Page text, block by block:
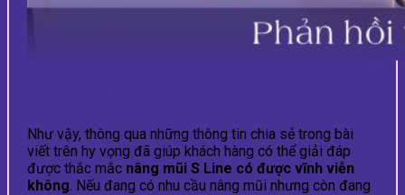
Như vậy, thông qua những thông tin chia sẻ trong bài
viết trên hy vọng đã giúp khách hàng có thể giải đáp
được thắc mắc nâng mũi S Line có được vĩnh viễn
không . Nếu đang có nhu cầu nâng mũi nhưng còn đang